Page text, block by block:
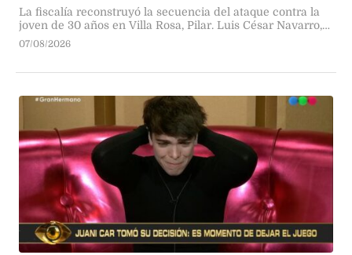
La fiscalía reconstruyó la secuencia del ataque contra la
joven de 30 años en Villa Rosa, Pilar. Luis César Navarro,
un ex agente del Servicio Penitenciario con baja
07/08/2026